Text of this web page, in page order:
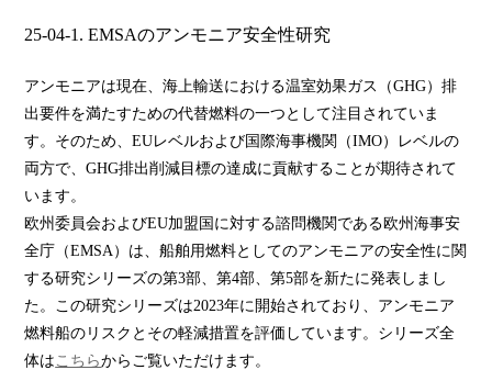
25-04-1. EMSAのアンモニア安全性研究
アンモニアは現在、海上輸送における温室効果ガス（GHG）排
出要件を満たすための代替燃料の一つとして注目されていま
す。そのため、EUレベルおよび国際海事機関（IMO）レベルの
両方で、GHG排出削減目標の達成に貢献することが期待されて
います。
欧州委員会およびEU加盟国に対する諮問機関である欧州海事安
全庁（EMSA）は、船舶用燃料としてのアンモニアの安全性に関
する研究シリーズの第3部、第4部、第5部を新たに発表しまし
た。この研究シリーズは2023年に開始されており、アンモニア
燃料船のリスクとその軽減措置を評価しています。シリーズ全
体は こちらからご覧いただけます。